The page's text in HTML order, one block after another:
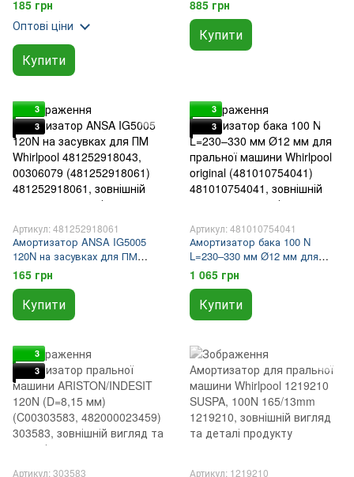
480110100803)
185 грн
Оптові ціни
Купити
(481246248438)
885 грн
Купити
3
3
Артикул: 481252918061
Амортизатор ANSA IG5005
120N на засувках для ПМ
Whirlpool 481252918043,
00306079 (481252918061)
165 грн
Купити
3
3
Артикул: 481010754041
Амортизатор бака 100 N
L=230–330 мм Ø12 мм для
пральної машини Whirlpool
original (481010754041)
1 065 грн
Купити
3
3
Артикул: 303583 Артикул: 1219210